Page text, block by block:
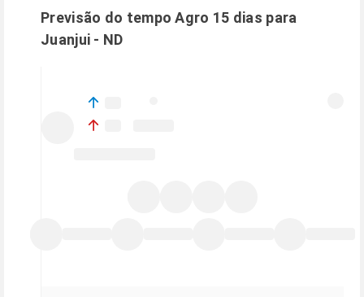
Previsão do tempo Agro 15 dias para
Juanjui - ND